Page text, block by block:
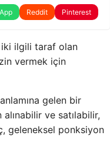
Reddit Pinterest
iki ilgili taraf olan
vermek için
gelen bir
ve satılabilir,
geleneksel ponksiyon